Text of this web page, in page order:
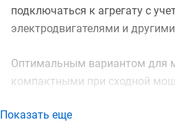
подключаться к агрегату с
электродвигателями и
Оптимальным вариантом для
компактными при сходной
типа, а классические
Показать еще